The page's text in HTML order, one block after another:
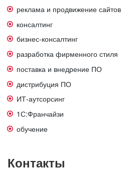
реклама и продвижение сайтов
консалтинг
бизнес-консалтинг
разработка фирменного стиля
поставка и внедрение ПО
дистрибуция ПО
ИТ-аутсорсинг
1С:Франчайзи
обучение
Контакты